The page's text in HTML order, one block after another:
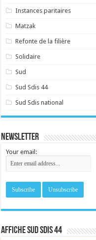
Instances paritaires
Matzak
Refonte de la filière
Solidaire
Sud
Sud Sdis 44
Sud Sdis national
Newsletter
Your email:
Affiche sud SDIS 44